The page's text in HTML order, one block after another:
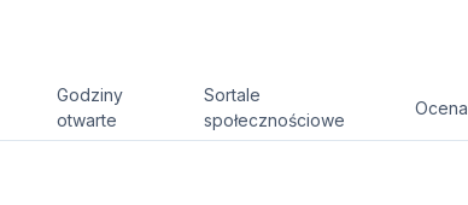
Godziny
otwarte
Sortale
społecznościowe
Ocena